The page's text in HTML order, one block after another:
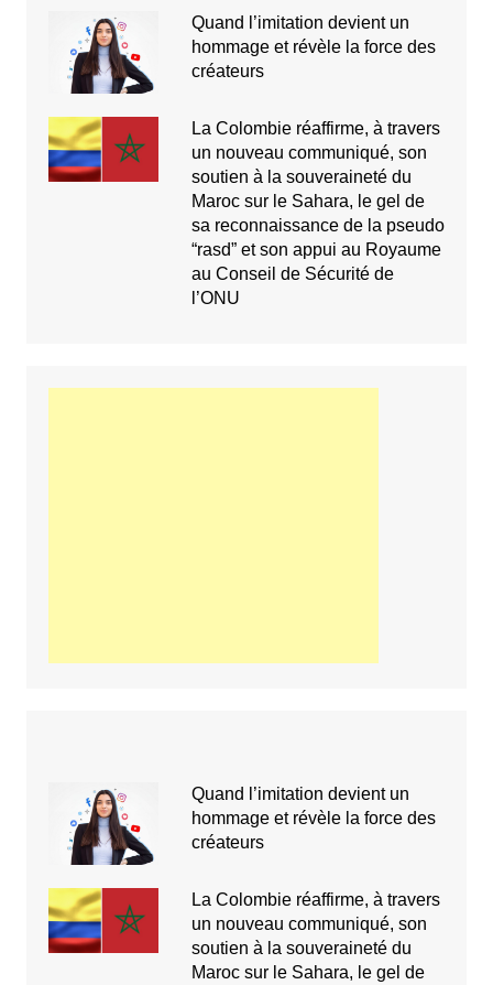
Quand l’imitation devient un
hommage et révèle la force des
créateurs
La Colombie réaffirme, à travers
un nouveau communiqué, son
soutien à la souveraineté du
Maroc sur le Sahara, le gel de
sa reconnaissance de la pseudo
“rasd” et son appui au Royaume
au Conseil de Sécurité de
l’ONU
Quand l’imitation devient un
hommage et révèle la force des
créateurs
La Colombie réaffirme, à travers
un nouveau communiqué, son
soutien à la souveraineté du
Maroc sur le Sahara, le gel de